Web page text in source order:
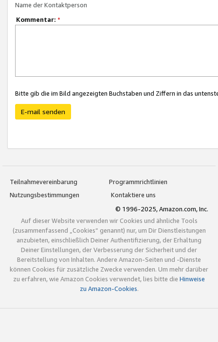
Name der Kontaktperson
Kommentar: *
Bitte gib die im Bild angezeigten Buchstaben und Ziffern in das
E-mail senden
Teilnahmevereinbarung
Programmrichtlinien
Nutzungsbestimmungen
Kontaktiere uns
© 1996-2025, Amazon.com, Inc.
Auf dieser Website verwenden wir Cookies und ähnliche Tools
(zusammenfassend „Cookies“ genannt) nur, um Dir Dienstleistungen
anzubieten, einschließlich Deiner Authentifizierung, der Erhaltung
Deiner Einstellungen, der Verbesserung der Sicherheit und der
Bereitstellung von Inhalten. Andere Amazon-Seiten und -Dienste
können Cookies für zusätzliche Zwecke verwenden. Um mehr darüber
zu erfahren, wie Amazon Cookies verwendet, lies bitte die Hinweise
zu Amazon-Cookies.